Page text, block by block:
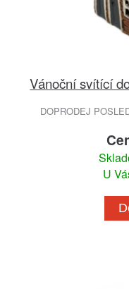
Vánoční svítící
DOPRODEJ
U